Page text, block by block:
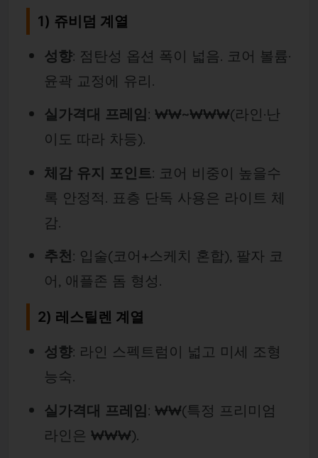
1) 쥬비덤 계열
성향: 점탄성 옵션 폭이 넓음. 코어 볼륨·
윤곽 교정에 유리.
실가격대 프레임 : ₩₩~₩₩₩(라인·난
이도 따라 차등).
체감 유지 포인트: 코어 비중이 높을수
록 안정적. 표층 단독 사용은 라이트 체
감.
추천: 입술(코어+스케치 혼합), 팔자 코
어, 애플존 돔 형성.
2) 레스틸렌 계열
성향: 라인 스펙트럼이 넓고 미세 조형
능숙.
실가격대 프레임: ₩₩(특정 프리미엄
라인은 ₩₩₩).